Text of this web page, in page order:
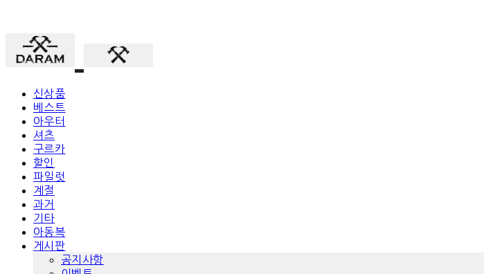
신상품
베스트
아우터
셔츠
구르카
할인
파일럿
계절
과거
기타
아동복
게시판
공지사항